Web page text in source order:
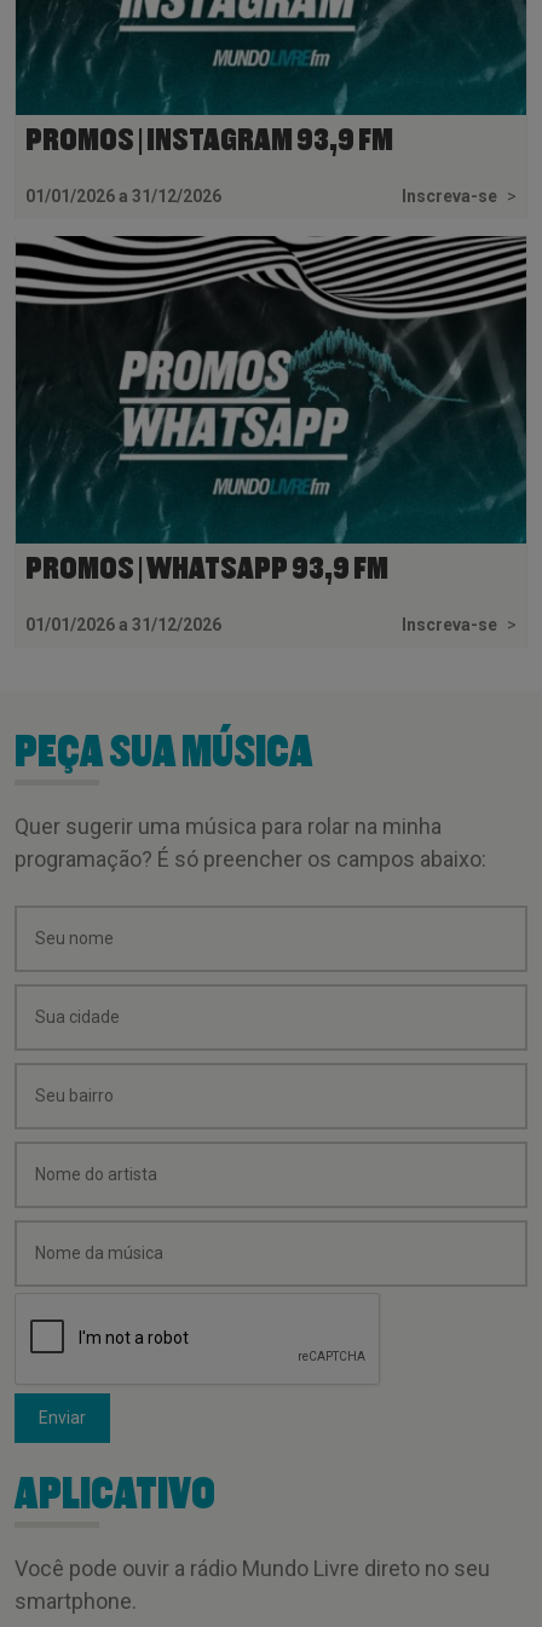
PROMOS | INSTAGRAM 93,9 FM
01/01/2026 a 31/12/2026 Inscreva-se >
PROMOS | WHATSAPP 93,9 FM
01/01/2026 a 31/12/2026 Inscreva-se >
PEÇA SUA MÚSICA
Quer sugerir uma música para rolar na minha
programação? É só preencher os campos abaixo:
Enviar
APLICATIVO
Você pode ouvir a rádio Mundo Livre direto no seu
smartphone.